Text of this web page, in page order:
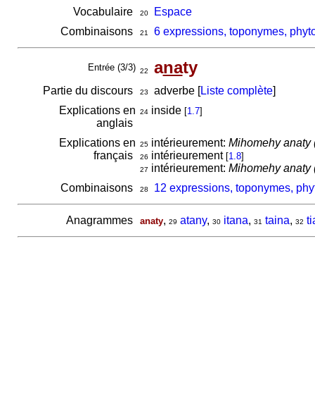
Vocabulaire 20
Espace
Combinaisons
21 6 expressions, toponymes,
Entrée (3/3) 22 anaty
Partie du discours 23 adverbe [Liste complète]
Explications en
anglais
24inside [1.7]
Explications en
français
25intérieurement: Mihomehy anaty
26 intérieurement [1.8]
27 intérieurement: Mihomehy anaty
Combinaisons
28 12 expressions, toponymes,
Anagrammes anaty, 29 atany, 30 itana, 31 taina, 32